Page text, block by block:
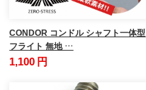
CONDOR コンドル シャフト一体型
フライト 無地 …
1,100 円